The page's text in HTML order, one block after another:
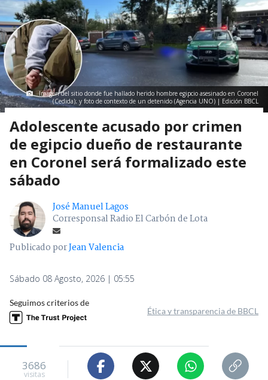
Imagen del sitio donde fue hallado herido hombre egipcio asesinado en Coronel
(Cedida); y foto de contexto de un detenido (Agencia UNO) | Edición BBCL
Adolescente acusado por crimen
de egipcio dueño de restaurante
en Coronel será formalizado este
sábado
José Manuel Lagos
Corresponsal Radio El Carbón de Lota
Publicado porJean Valencia
Sábado 08 Agosto, 2026 | 05:55
Seguimos criterios de
Ética y transparencia de BBCL
3686
visitas